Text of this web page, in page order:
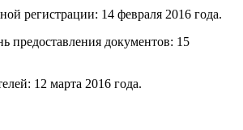
регистрации: 14 февраля 2016 года.
предоставления документов: 15
12 марта 2016 года.